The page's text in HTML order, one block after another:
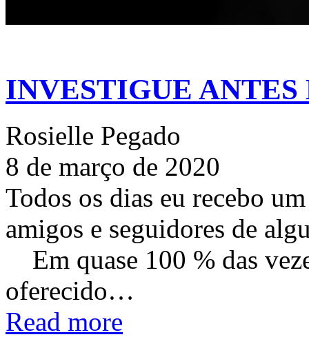
INVESTIGUE
Rosielle Pegado
8 de março de 2020
Todos os dias eu recebo
amigos e seguidores de
⠀ Em quase 100 % das
oferecido…
Read more